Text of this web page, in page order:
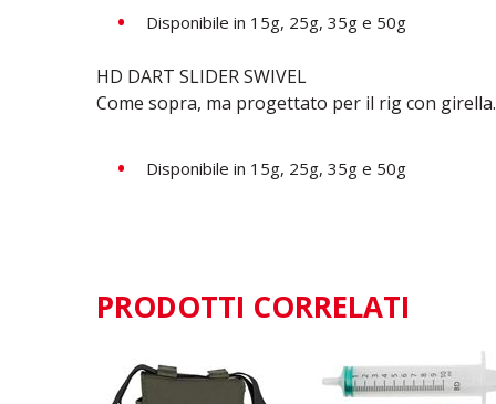
Disponibile in 15g, 25g, 35g e 50g
HD DART SLIDER SWIVEL
Come sopra, ma progettato per il rig con girella.
Disponibile in 15g, 25g, 35g e 50g
PRODOTTI CORRELATI